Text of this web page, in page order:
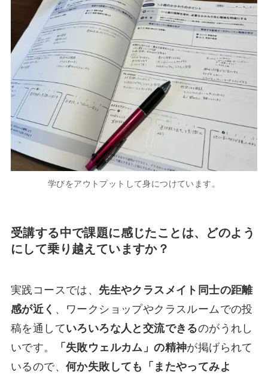
学びをアウトプットして身につけています。
受講する中で課題に感じたことは、どのよう
にして乗り越えていますか？
実践コースでは、 先生やクラスメイト同士の距離
感が近く 、ワークショップやクラスルームでの投
稿を通していろいろな人と交流できるのがうれし
いです。
「失敗ウェルカム」の精神が掲げられて
いるので、 何か失敗しても「またやってみよ